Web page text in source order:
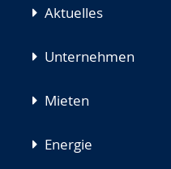
Aktuelles
Unternehmen
Mieten
Energie